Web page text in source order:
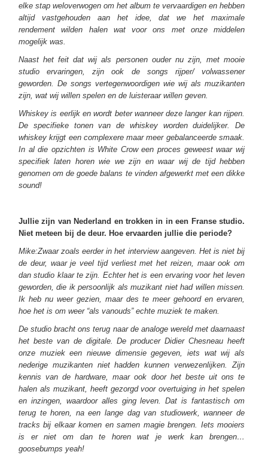
elke stap weloverwogen om het album te vervaardigen en hebben
altijd vastgehouden aan het idee, dat we het maximale
rendement wilden halen wat voor ons met onze middelen
mogelijk was.
Naast het feit dat wij als personen ouder nu zijn, met mooie
studio ervaringen, zijn ook de songs rijper/ volwassener
geworden. De songs vertegenwoordigen wie wij als muzikanten
zijn, wat wij willen spelen en de luisteraar willen geven.
Whiskey is eerlijk en wordt beter wanneer deze langer kan rijpen.
De specifieke tonen van de whiskey worden duidelijker. De
whiskey krijgt een complexere maar meer gebalanceerde smaak.
In al die opzichten is White Crow een proces geweest waar wij
specifiek laten horen wie we zijn en waar wij de tijd hebben
genomen om de goede balans te vinden afgewerkt met een dikke
sound!
Jullie zijn van Nederland en trokken in in een Franse studio.
Niet meteen bij de deur. Hoe ervaarden jullie die periode?
Mike:Zwaar zoals eerder in het interview aangeven. Het is niet bij
de deur, waar je veel tijd verliest met het reizen, maar ook om
dan studio klaar te zijn. Echter het is een ervaring voor het leven
geworden, die ik persoonlijk als muzikant niet had willen missen.
Ik heb nu weer gezien, maar des te meer gehoord en ervaren,
hoe het is om weer “als vanouds” echte muziek te maken.
De studio bracht ons terug naar de analoge wereld met daarnaast
het beste van de digitale. De producer Didier Chesneau heeft
onze muziek een nieuwe dimensie gegeven, iets wat wij als
nederige muzikanten niet hadden kunnen verwezenlijken. Zijn
kennis van de hardware, maar ook door het beste uit ons te
halen als muzikant, heeft gezorgd voor overtuiging in het spelen
en inzingen, waardoor alles ging leven. Dat is fantastisch om
terug te horen, na een lange dag van studiowerk, wanneer de
tracks bij elkaar komen en samen magie brengen. Iets mooiers
is er niet om dan te horen wat je werk kan brengen…
goosebumps yeah!